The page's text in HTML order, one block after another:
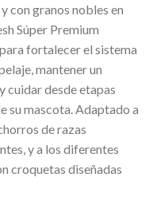
con granos nobles en
Súper Premium
fortalecer el sistema
mantener un
desde etapas
su mascota. Adaptado a
de razas
y a los diferentes
croquetas diseñadas